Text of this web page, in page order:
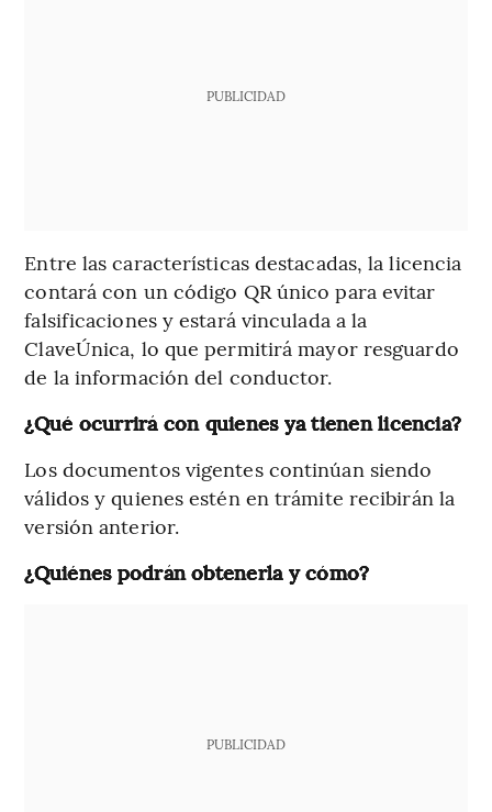
PUBLICIDAD
Entre las características destacadas, la licencia
contará con un código QR único para evitar
falsificaciones y estará vinculada a la
ClaveÚnica, lo que permitirá mayor resguardo
de la información del conductor.
¿Qué ocurrirá con quienes ya tienen licencia?
Los documentos vigentes continúan siendo
válidos y quienes estén en trámite recibirán la
versión anterior.
¿Quiénes podrán obtenerla y cómo?
PUBLICIDAD